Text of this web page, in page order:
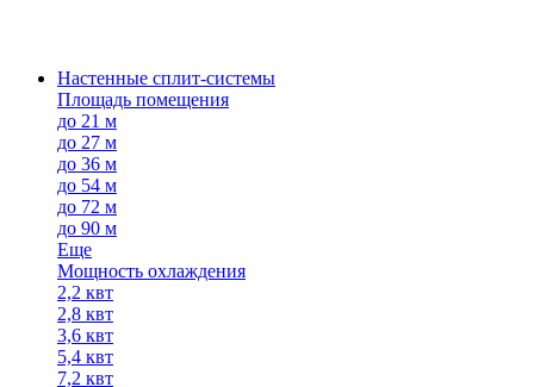
Настенные сплит-системы
Площадь помещения
до 21 м
до 27 м
до 36 м
до 54 м
до 72 м
до 90 м
Еще
Мощность охлаждения
2,2 квт
2,8 квт
3,6 квт
5,4 квт
7,2 квт